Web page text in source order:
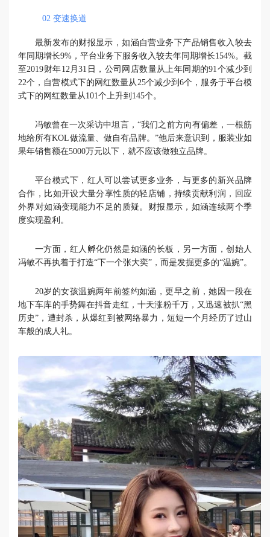
02 变速换道
最新发布的财报显示，如涵自营业务下产品销售收入较去
年同期增长9%，平台业务下服务收入较去年同期增长154%。截
至2019财年12月31日，公司网店数量从上年同期的91个减少到
22个，自营模式下的网红数量从25个减少到6个，服务于平台模
式下的网红数量从101个上升到145个。
冯敏曾在一次采访中坦言，“我们之前方向有偏差，一根筋
地给所有KOL做流量、做自有品牌。”他后来意识到，服装业如
果年销售额在5000万元以下，就不应该做独立品牌。
平台模式下，红人可以尝试更多业务，与更多的新兴品牌
合作，比如开设大量分享性质的轻店铺，持续贡献利润，回应
外界对如涵变现能力不足的质疑。财报显示，如涵连续两个季
度实现盈利。
一方面，红人孵化仍然是如涵的长板，另一方面，创始人
冯敏不再执着于打造“下一个张大奕”，而是发掘更多的“温婉”。
20岁的女孩温婉两年前签约如涵，更早之前，她因一段在
地下车库的手势舞在抖音走红，十天涨粉千万，又迅速被扒“黑
历史”，遭封杀，从爆红到被网络暴力，短短一个月经历了过山
车般的成人礼。